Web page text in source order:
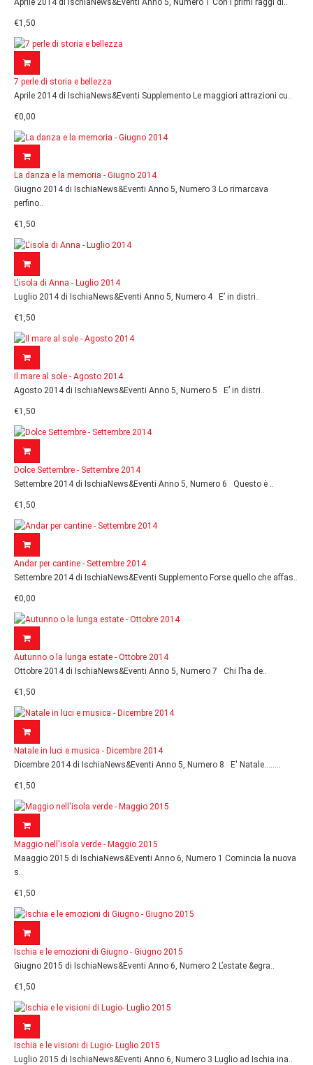
Aprile 2014 di IschiaNews&Eventi Anno 5, Numero 1 Con i primi raggi di..
€1,50
7 perle di storia e bellezza
Aprile 2014 di IschiaNews&Eventi Supplemento Le maggiori attrazioni cu..
€0,00
La danza e la memoria - Giugno 2014
Giugno 2014 di IschiaNews&Eventi Anno 5, Numero 3 Lo rimarcava
perfino..
€1,50
L'isola di Anna - Luglio 2014
Luglio 2014 di IschiaNews&Eventi Anno 5, Numero 4 E’ in distri..
€1,50
Il mare al sole - Agosto 2014
Agosto 2014 di IschiaNews&Eventi Anno 5, Numero 5 E’ in distri..
€1,50
Dolce Settembre - Settembre 2014
Settembre 2014 di IschiaNews&Eventi Anno 5, Numero 6 Questo è ..
€1,50
Andar per cantine - Settembre 2014
Settembre 2014 di IschiaNews&Eventi Supplemento Forse quello che affas..
€0,00
Autunno o la lunga estate - Ottobre 2014
Ottobre 2014 di IschiaNews&Eventi Anno 5, Numero 7 Chi l’ha de..
€1,50
Natale in luci e musica - Dicembre 2014
Dicembre 2014 di IschiaNews&Eventi Anno 5, Numero 8 E' Natale........
€1,50
Maggio nell'isola verde - Maggio 2015
Maaggio 2015 di IschiaNews&Eventi Anno 6, Numero 1 Comincia la nuova
s..
€1,50
Ischia e le emozioni di Giugno - Giugno 2015
Giugno 2015 di IschiaNews&Eventi Anno 6, Numero 2 L’estate &egra..
€1,50
Ischia e le visioni di Lugio- Luglio 2015
Luglio 2015 di IschiaNews&Eventi Anno 6, Numero 3 Luglio ad Ischia ina..